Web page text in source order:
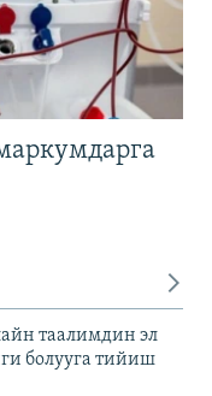
таалимдин эл
болууга тийиш